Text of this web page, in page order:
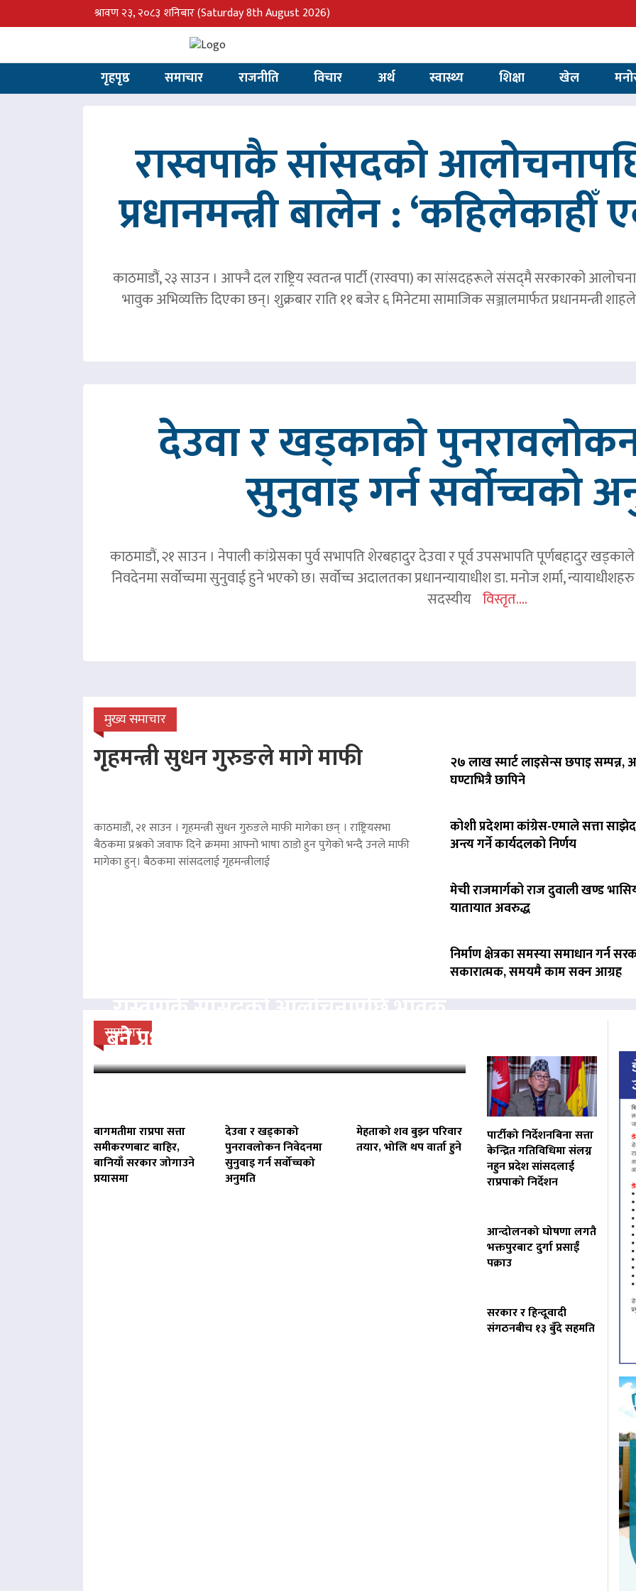
श्रावण २३, २०८३ शनिबार(Saturday 8th August 2026)
गृहपृष्ठ समाचार राजनीति विचार अर्थ स्वास्थ्य शिक्षा खेल
रास्वपाकै सांसदको
प्रधानमन्त्री बालेन : ‘कहिलेकाहीँ
काठमाडौं, २३ साउन । आफ्नै दल राष्ट्रिय स्वतन्त्र पार्टी (रास्वपा) का सांसदहरूले संसद्‌मै सरकारको आलोचना
भावुक अभिव्यक्ति दिएका छन्। शुक्रबार राति ११ बजेर ६ मिनेटमा सामाजिक सञ्जालमार्फत
देउवा र खड्काको
सुनुवाइ गर्न सर्वोच्चको
काठमाडौं, २१ साउन । नेपाली कांग्रेसका पुर्व सभापति शेरबहादुर देउवा र पूर्व उपसभापति पूर्णबहादुर
निवदेनमा सर्वोच्चमा सुनुवाई हुने भएको छ। सर्वोच्च अदालतका प्रधानन्यायाधीश डा. मनोज शर्मा,
सदस्यीय विस्तृत....
मुख्य समाचार
गृहमन्त्री सुधन गुरुङले मागे माफी
काठमाडौं, २१ साउन । गृहमन्त्री सुधन गुरुङले माफी मागेका छन् । राष्ट्रियसभा
बैठकमा प्रश्नको जवाफ दिने क्रममा आफ्नो भाषा ठाडो हुन पुगेको भन्दै उनले माफी
मागेका हुन्। बैठकमा सांसदलाई गृहमन्त्रीलाई
२७ लाख स्मार्ट लाइसेन्स छपाइ सम्पन्न,
घण्टाभित्रै छापिने
कोशी प्रदेशमा कांग्रेस-एमाले सत्ता
अन्त्य गर्ने कार्यदलको निर्णय
मेची राजमार्गको राज दुवाली खण्ड
यातायात अवरुद्ध
निर्माण क्षेत्रका समस्या समाधान गर्न
सकारात्मक, समयमै काम सक्न आग्रह
समाचार
बने प्रधानमन्त्री बालेन : ‘कहिलेकाहीँ एक्लै…
बागमतीमा राप्रपा सत्ता
समीकरणबाट बाहिर,
बानियाँ सरकार जोगाउने
प्रयासमा
देउवा र खड्काको
पुनरावलोकन निवेदनमा
सुनुवाइ गर्न सर्वोच्चको
अनुमति
मेहताको शव बुझ्न परिवार
तयार, भोलि थप वार्ता हुने
पार्टीको निर्देशनबिना सत्ता
केन्द्रित गतिविधिमा संलग्न
नहुन प्रदेश सांसदलाई
राप्रपाको निर्देशन
आन्दोलनको घोषणा लगतै
भक्तपुरबाट दुर्गा प्रसाईं
पक्राउ
सरकार र हिन्दूवादी
संगठनबीच १३ बुँदे सहमति